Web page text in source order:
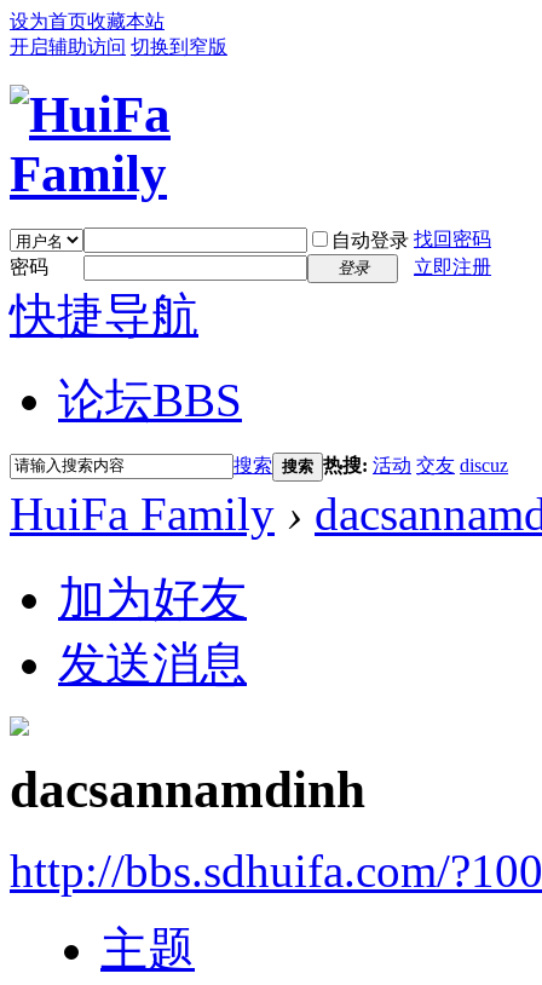
设为首页收藏本站
开启辅助访问 切换到窄版
自动登录 找回密码
密码
登录 立即注册
快捷导航
论坛BBS
搜索 搜索 热搜: 活动 交友 discuz
HuiFa Family ›
加为好友
发送消息
dacsannamdinh
http://bbs.sdhuifa.com/
主题